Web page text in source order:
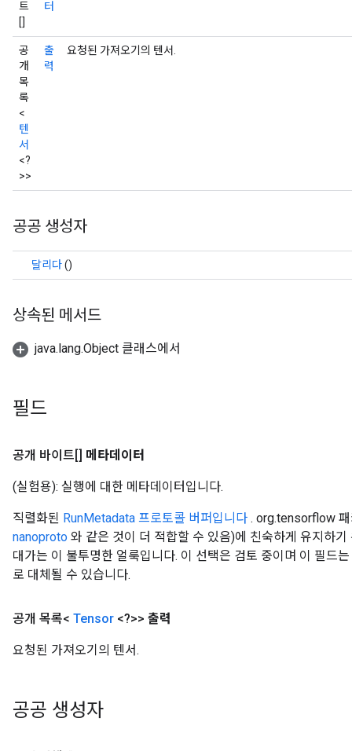
트
[]
터
공
개
목
록
<
텐
서
<?
>>
출
력
요청된 가져오기의 텐서.
공공 생성자
달리다()
상속된 메서드
java.lang.Object 클래스에서
필드
공개 바이트[] 메타데이터
(실험용): 실행에 대한 메타데이터입니다.
직렬화된 RunMetadata 프로토콜 버퍼입니다 . org.tensorflow
nanoproto 와 같은 것이 더 적합할 수 있음)에 친숙하게 유지하
대가는 이 불투명한 얼룩입니다. 이 선택은 검토 중이며 이 필드
로 대체될 수 있습니다.
공개 목록< Tensor <?>> 출력
요청된 가져오기의 텐서.
공공 생성자